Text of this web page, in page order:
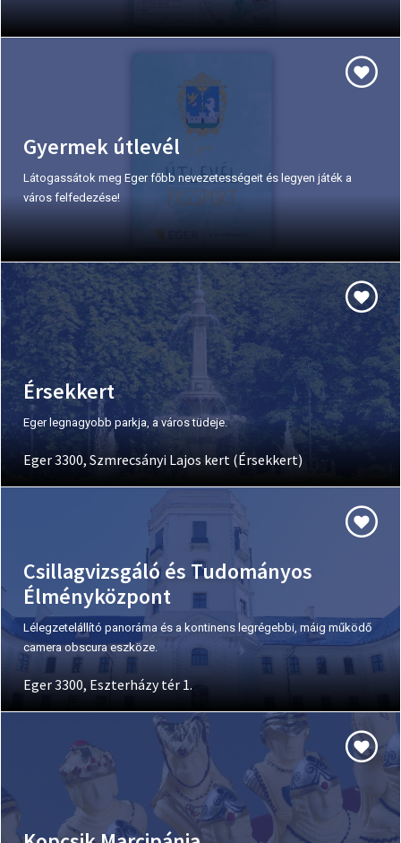
Gyermek útlevél
Látogassátok meg Eger főbb nevezetességeit és legyen játék a
város felfedezése!
Érsekkert
Eger legnagyobb parkja, a város tüdeje.
Eger 3300, Szmrecsányi Lajos kert (Érsekkert)
Csillagvizsgáló és Tudományos
Élményközpont
Lélegzetelállító panoráma és a kontinens legrégebbi, máig működő
camera obscura eszköze.
Eger 3300, Eszterházy tér 1.